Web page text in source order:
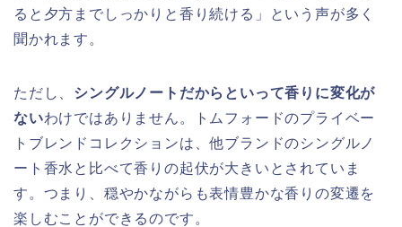
ると夕方までしっかりと香り続ける」という声が多く
聞かれます。
ただし、 シングルノートだからといって香りに変化が
ないわけではありません。トムフォードのプライベー
トブレンドコレクションは、他ブランドのシングルノ
ート香水と比べて香りの起伏が大きいとされていま
す。つまり、穏やかながらも表情豊かな香りの変遷を
楽しむことができるのです。